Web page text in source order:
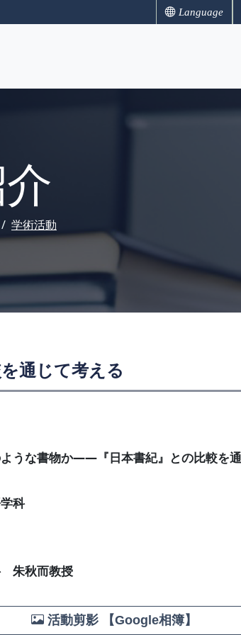
Language
学術活動
通じて考える
ような書物か——『日本書紀』との比較を
科
朱秋而教授
活動剪影 【Google相簿】